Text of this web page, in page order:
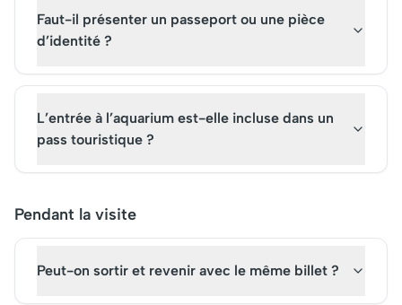
Faut-il présenter un passeport ou une pièce
d’identité ?
L’entrée à l’aquarium est-elle incluse dans un
pass touristique ?
Pendant la visite
Peut-on sortir et revenir avec le même billet ?